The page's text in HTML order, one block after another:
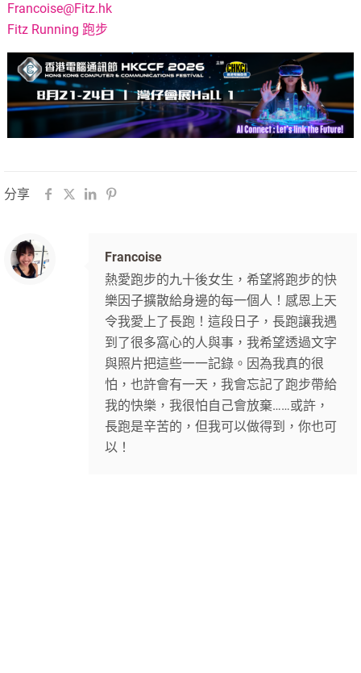
Francoise@Fitz.hk
Fitz Running 跑步
分享
Francoise
熱愛跑步的九十後女生，希望將跑步的快
樂因子擴散給身邊的每一個人！感恩上天
令我愛上了長跑！這段日子，長跑讓我遇
到了很多窩心的人與事，我希望透過文字
與照片把這些一一記錄。因為我真的很
怕，也許會有一天，我會忘記了跑步帶給
我的快樂，我很怕自己會放棄……或許，
長跑是辛苦的，但我可以做得到，你也可
以！